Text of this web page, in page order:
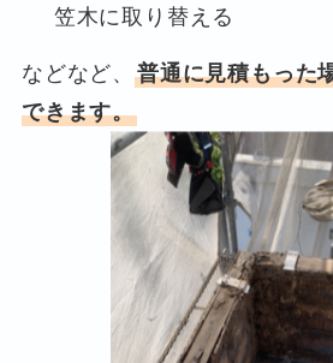
笠木に取り替える
などなど、 普通に見積もった
できます。